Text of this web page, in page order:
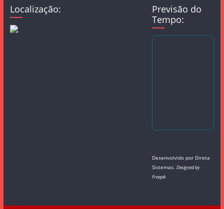
Localização:
Previsão do
Tempo:
Desenvolvido por Direta
Sistemas.Designed by
Freepik